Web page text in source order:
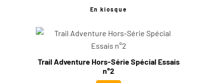
En kiosque
Trail Adventure Hors-Série Spécial Essais
n°2